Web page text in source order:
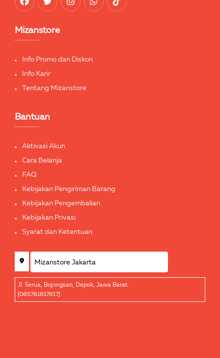
Mizanstore
Info Promo dan Diskon
Info Karir
Tentang Mizanstore
Bantuan
Aktivasi Akun
Cara Belanja
FAQ
Kebijakan Pengiriman Barang
Kebijakan Pengembalian
Kebijakan Privasi
Syarat dan Ketentuan
Jl. Serua, Bojongsari, Depok, Jawa Barat.
[085781817817]